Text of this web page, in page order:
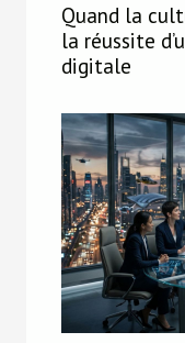
Quand la
la réussite
digitale